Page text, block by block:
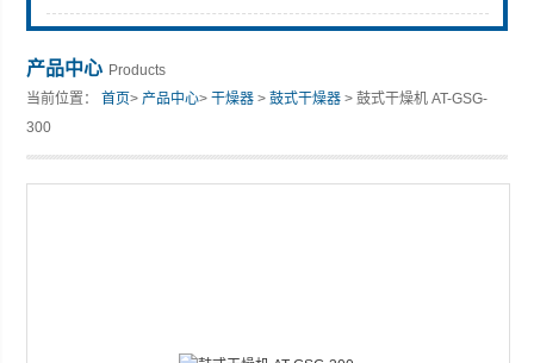
产品中心 Products
当前位置：首页>产品中心>干燥器 >鼓式干燥器 > 鼓式干燥机 AT-GSG-
300